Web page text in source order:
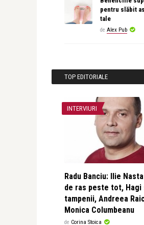
pentru slăbit
tale
de Alex Pub
TOP EDITORIALE
INTERVIURI
Radu Banciu: Ilie
de ras peste tot, Hagi
tampenii, Andreea
Monica Columbeanu
de Corina Stoica